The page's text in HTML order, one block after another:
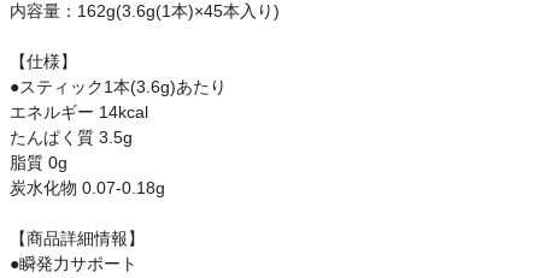
内容量：162g(3.6g(1本)×45本入り)
【仕様】
●スティック1本(3.6g)あたり
エネルギー 14kcal
たんぱく質 3.5g
脂質 0g
炭水化物 0.07-0.18g
【商品詳細情報】
●瞬発力サポート